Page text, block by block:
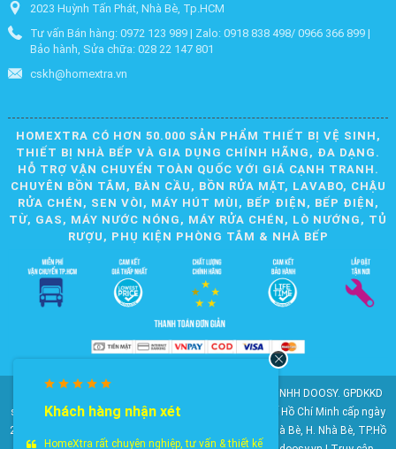
2023 Huỳnh Tấn Phát, Nhà Bè, Tp.HCM
Tư vấn Bán hàng: 0972 123 989 | Zalo: 0918 838 498/ 0966 366 899 |
Bảo hành, Sửa chữa: 028 22 147 801
cskh@homextra.vn
HOMEXTRA CÓ HƠN 50.000 SẢN PHẨM THIẾT BỊ VỆ SINH,
THIẾT BỊ NHÀ BẾP VÀ GIA DỤNG CHÍNH HÃNG, ĐA DẠNG.
HỖ TRỢ VẬN CHUYỂN TOÀN QUỐC VỚI GIÁ CẠNH TRANH.
CHUYÊN BỒN TẮM, BÀN CẦU, BỒN RỬA MẶT, LAVABO, CHẬU
RỬA CHÉN, SEN VÒI, MÁY HÚT MÙI, BẾP ĐIỆN, BẾP ĐIỆN,
TỪ, GAS, MÁY NƯỚC NÓNG, MÁY RỬA CHÉN, LÒ NƯỚNG, TỦ
RƯỢU, PHỤ KIỆN PHÒNG TẮM & NHÀ BẾP
© 2010-2025 Bản quyền nội dung thuộc về CÔNG TY TNHH DOOSY. GPDKKD
số: 0311.807.893 do Sở Kế hoạch và Đầu tư Thành phố Hồ Chí Minh cấp ngày
28/05/2012. Địa chỉ: 2023 Huỳnh Tấn Phát, KP6, TT. Nhà Bè, H. Nhà Bè, TP.Hồ
Khách hàng nhận xét
HomeXtra rất chuyên nghiệp, tư vấn & thiết kế